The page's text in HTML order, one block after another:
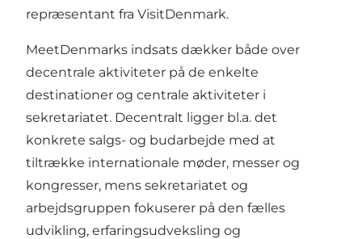
repræsentant fra VisitDenmark.
MeetDenmarks indsats dækker både over
decentrale aktiviteter på de enkelte
destinationer og centrale aktiviteter i
sekretariatet. Decentralt ligger bl.a. det
konkrete salgs- og budarbejde med at
tiltrække internationale møder, messer og
kongresser, mens sekretariatet og
arbejdsgruppen fokuserer på den fælles
udvikling, erfaringsudveksling og